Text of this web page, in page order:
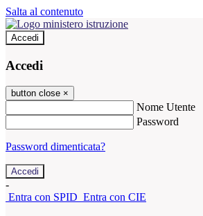
Salta al contenuto
Accedi
Accedi
button close ×
Nome Utente
Password
Password dimenticata?
-
Entra con SPID Entra con CIE